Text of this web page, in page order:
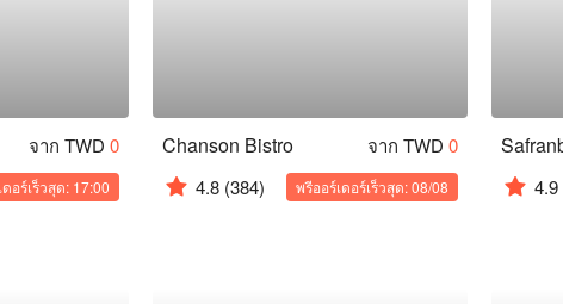
จาก TWD 0
อร์เร็วสุด: 17:00
Chanson Bistro จาก TWD 0
4.8 (384) พรีออร์เดอร์เร็วสุด: 08/08
4.9